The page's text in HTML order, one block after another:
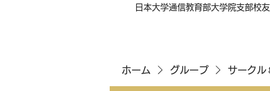
日本大学通信教育部大学院支部校
ホーム グループ サークル